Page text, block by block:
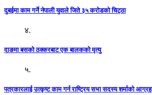
दुबईमा काम गर्ने नेपाली युवाले जिते ३५ करोडको चिट्ठा
४.
दाङमा बसको ठक्करबाट एक बालकको मृत्यु
५.
पत्रकारलाई उत्कृष्ट काम गर्न राष्ट्रिय सभा सदस्य शर्माको आग्रह